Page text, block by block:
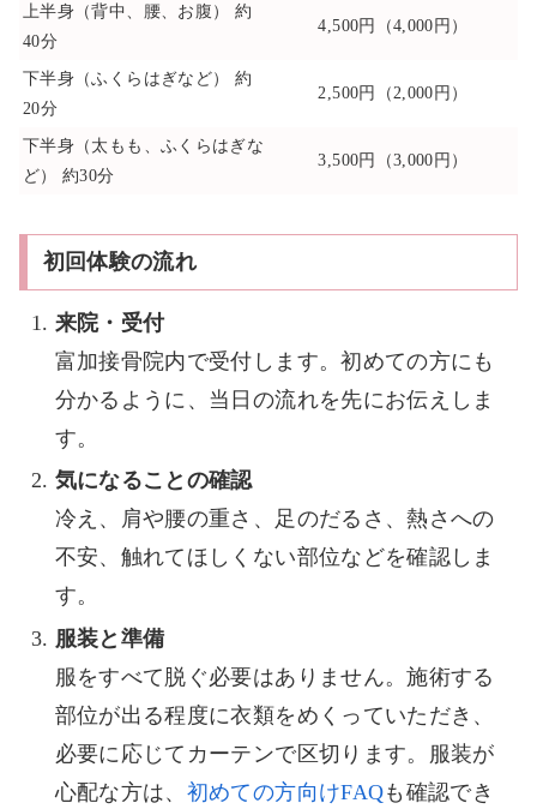
上半身（背中、腰、お腹） 約
40分
4,500円（4,000円）
下半身（ふくらはぎなど） 約
20分
2,500円（2,000円）
下半身（太もも、ふくらはぎな
ど） 約30分
3,500円（3,000円）
初回体験の流れ
来院・受付
富加接骨院内で受付します。初めての方にも
分かるように、当日の流れを先にお伝えしま
す。
気になることの確認
冷え、肩や腰の重さ、足のだるさ、熱さへの
不安、触れてほしくない部位などを確認しま
す。
服装と準備
服をすべて脱ぐ必要はありません。施術する
部位が出る程度に衣類をめくっていただき、
必要に応じてカーテンで区切ります。服装が
心配な方は、 初めての方向けFAQも確認でき